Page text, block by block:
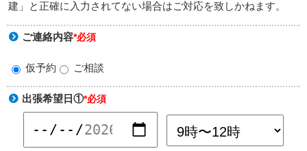
建」と正確に入力されてない場合はご対応を致しかねます。
ご連絡内容*必須
仮予約 ご相談
出張希望日①*必須